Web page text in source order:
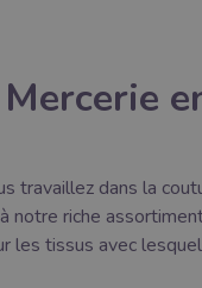
travaillez dans la
notre riche
les tissus avec